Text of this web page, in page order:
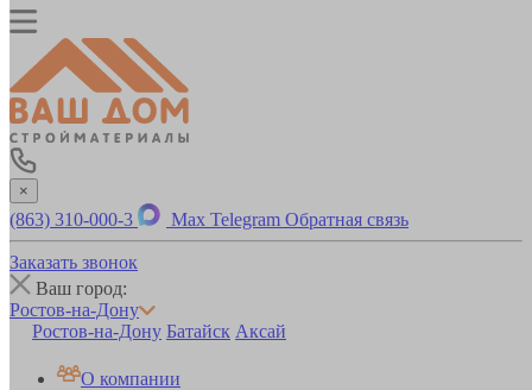
×
(863) 310-000-3 Max Telegram Обратная связь
Заказать звонок
Ваш город:
Ростов-на-Дону
Ростов-на-Дону Батайск Аксай
О компании